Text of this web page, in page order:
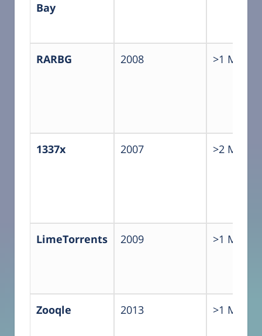
Bay
RARBG 2008 >1
1337x 2007 >2
LimeTorrents 2009 >1
Zooqle 2013 >1